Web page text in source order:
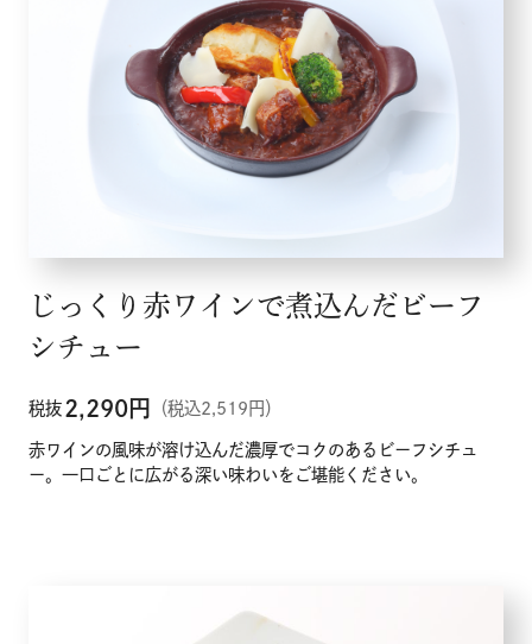
じっくり赤ワインで煮込んだビーフ
シチュー
税抜 2,290円 （税込2,519円）
赤ワインの風味が溶け込んだ濃厚でコクのあるビーフシチュ
ー。一口ごとに広がる深い味わいをご堪能ください。